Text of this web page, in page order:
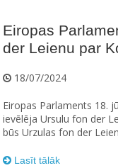
Eiropas
der Leienu par
18/07/2024
Eiropas Parlaments 18.
ievēlēja Ursulu fon der
būs Urzulas fon der
Lasīt tālāk